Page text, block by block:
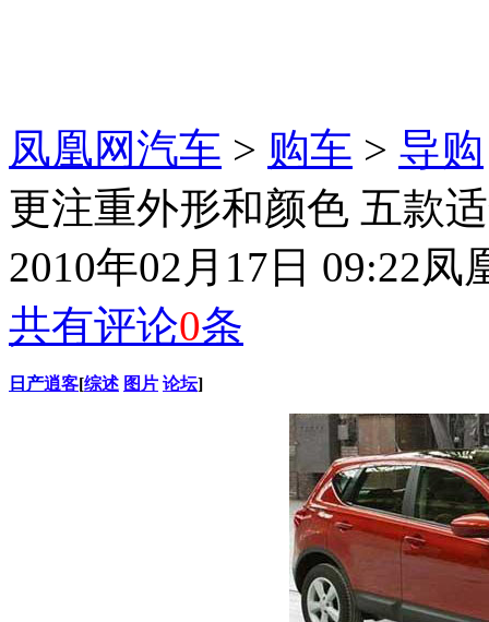
凤凰网汽车 > 购车 > 导购
更注重外形和颜色 五款
2010年02月17日 09:22凤
共有评论0条
日产逍客[综述 图片 论坛]